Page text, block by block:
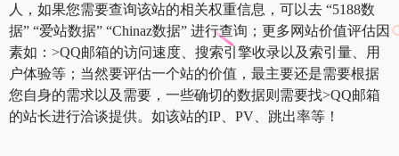
人，如果您需要查询该站的相关权重信息，可以去 “5188数
据” “爱站数据” “Chinaz数据” 进行查询；更多网站价值评估因
素如：>QQ邮箱的访问速度、搜索引擎收录以及索引量、用
户体验等；当然要评估一个站的价值，最主要还是需要根据
您自身的需求以及需要，一些确切的数据则需要找>QQ邮箱
的站长进行洽谈提供。如该站的IP、PV、跳出率等！